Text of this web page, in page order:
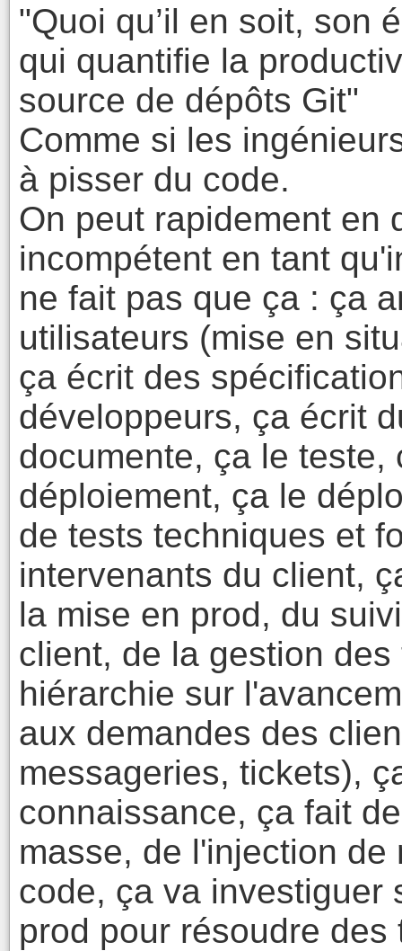
"Quoi qu’il en soit, son
qui quantifie la
source de dépôts Git"
Comme si les
à pisser du code.
On peut rapidement en
incompétent en tant
ne fait pas que ça : ça
utilisateurs (mise en
ça écrit des
développeurs, ça écrit
documente, ça le
déploiement, ça le
de tests techniques et
intervenants du client,
la mise en prod, du
client, de la gestion
hiérarchie sur
aux demandes des
messageries, tickets),
connaissance, ça fait
masse, de l'injection
code, ça va investiguer
prod pour résoudre des